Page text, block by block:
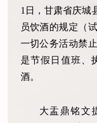
1日，甘肃省庆城
员饮酒的规定（
一切公务活动禁
是节假日值班、
酒。
大盂鼎铭文